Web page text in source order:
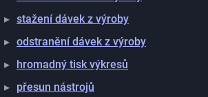
stažení dávek z výroby
odstranění dávek z výroby
hromadný tisk výkresů
přesun nástrojů